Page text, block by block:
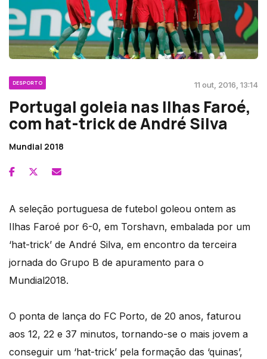
DESPORTO 11 out, 2016, 13:14
Portugal goleia nas Ilhas Faroé,
com hat-trick de André Silva
Mundial 2018
A seleção portuguesa de futebol goleou ontem as
Ilhas Faroé por 6-0, em Torshavn, embalada por um
‘hat-trick’ de André Silva, em encontro da terceira
jornada do Grupo B de apuramento para o
Mundial2018.
O ponta de lança do FC Porto, de 20 anos, faturou
aos 12, 22 e 37 minutos, tornando-se o mais jovem a
conseguir um ‘hat-trick’ pela formação das ‘quinas’,